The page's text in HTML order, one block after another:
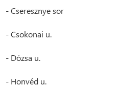
- Cseresznye sor
- Csokonai u.
- Dózsa u.
- Honvéd u.